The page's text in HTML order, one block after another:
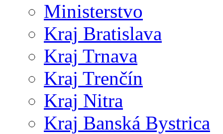
Ministerstvo
Kraj Bratislava
Kraj Trnava
Kraj Trenčín
Kraj Nitra
Kraj Banská Bystrica